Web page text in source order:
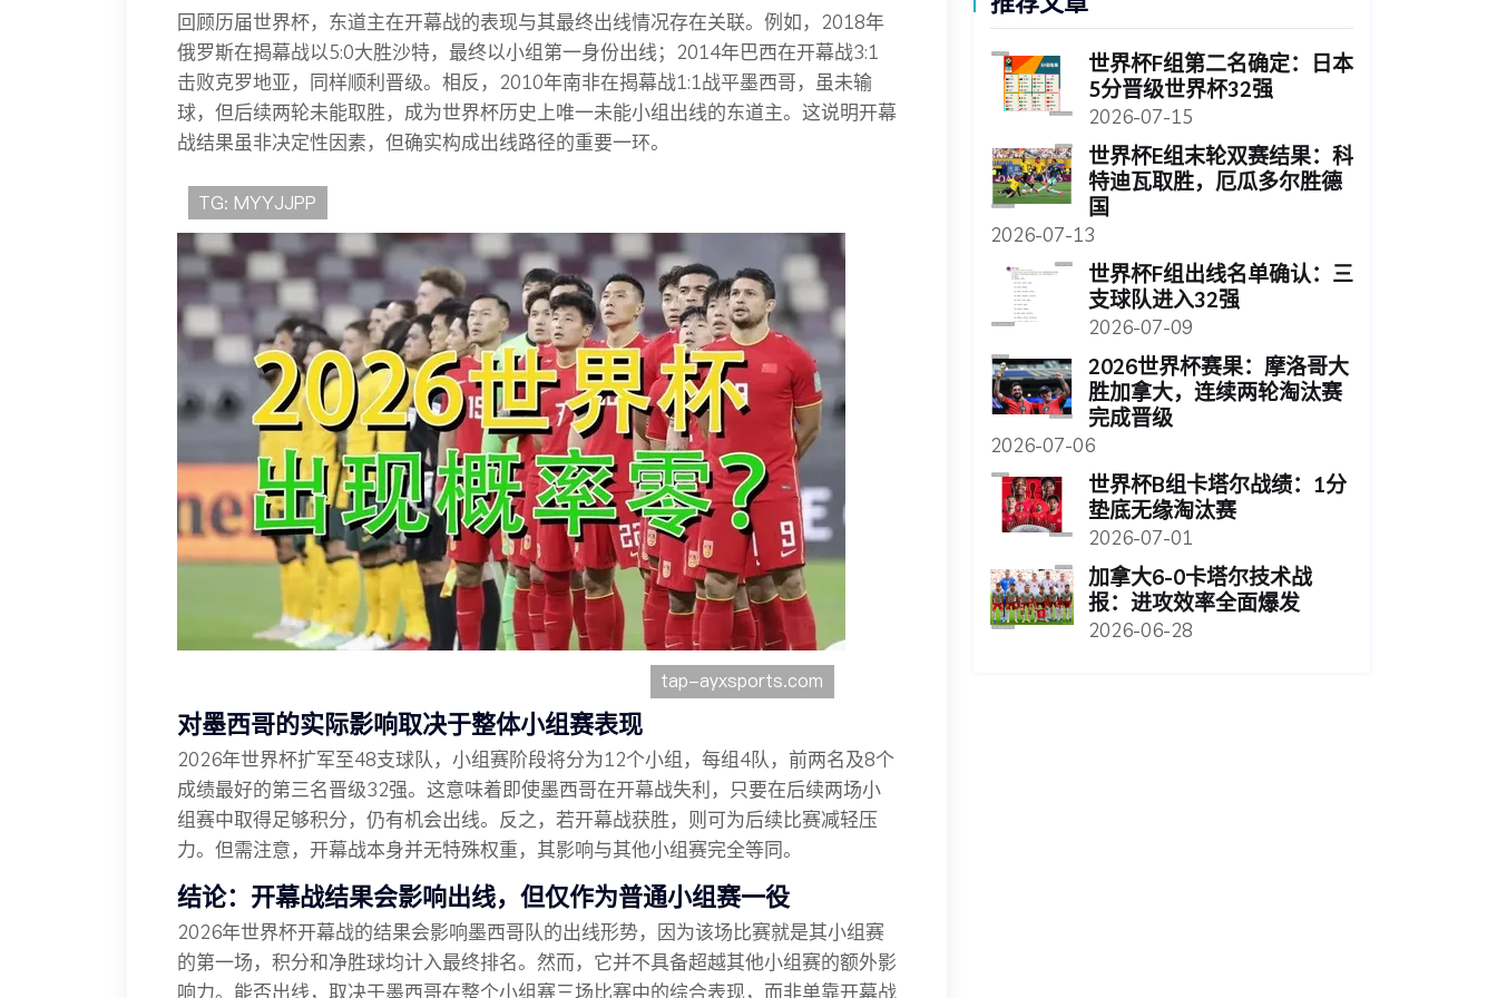
回顾历届世界杯，东道主在开幕战的表现与其最终出线情况存在关联。例如，2018年
俄罗斯在揭幕战以5:0大胜沙特，最终以小组第一身份出线；2014年巴西在开幕战3:1
击败克罗地亚，同样顺利晋级。相反，2010年南非在揭幕战1:1战平墨西哥，虽未输
球，但后续两轮未能取胜，成为世界杯历史上唯一未能小组出线的东道主。这说明开幕
战结果虽非决定性因素，但确实构成出线路径的重要一环。
对墨西哥的实际影响取决于整体小组赛表现
2026年世界杯扩军至48支球队，小组赛阶段将分为12个小组，每组4队，前两名及8个
成绩最好的第三名晋级32强。这意味着即使墨西哥在开幕战失利，只要在后续两场小
组赛中取得足够积分，仍有机会出线。反之，若开幕战获胜，则可为后续比赛减轻压
力。但需注意，开幕战本身并无特殊权重，其影响与其他小组赛完全等同。
结论：开幕战结果会影响出线，但仅作为普通小组赛一役
2026年世界杯开幕战的结果会影响墨西哥队的出线形势，因为该场比赛就是其小组赛
的第一场，积分和净胜球均计入最终排名。然而，它并不具备超越其他小组赛的额外影
响力。能否出线，取决于墨西哥在整个小组赛三场比赛中的综合表现，而非单靠开幕战
世界杯F组第二名确定：日本
5分晋级世界杯32强
2026-07-15
世界杯E组末轮双赛结果：科
特迪瓦取胜，厄瓜多尔胜德
国
2026-07-13
世界杯F组出线名单确认：三
支球队进入32强
2026-07-09
2026世界杯赛果：摩洛哥大
胜加拿大，连续两轮淘汰赛
完成晋级
2026-07-06
世界杯B组卡塔尔战绩：1分
垫底无缘淘汰赛
2026-07-01
加拿大6-0卡塔尔技术战
报：进攻效率全面爆发
2026-06-28